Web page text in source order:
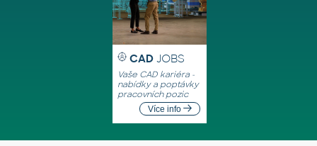
CAD JOBS
Vaše CAD kariéra -
nabídky a poptávky
pracovních pozic
Více info